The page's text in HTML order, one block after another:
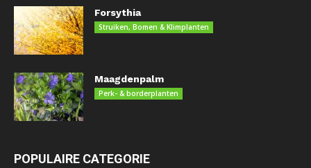
Forsythia
Struiken, Bomen & Klimplanten
Maagdenpalm
Perk- & borderplanten
POPULAIRE CATEGORIE